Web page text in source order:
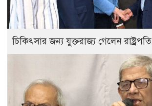
চিকিৎসার জন্য যুক্তরাজ্য গেলেন রাষ্ট্রপতি